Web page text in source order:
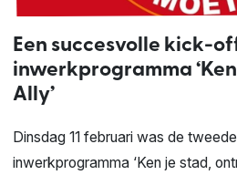
Een succesvolle kick-
inwerkprogramma
Ally’
Dinsdag 11 februari was de
inwerkprogramma ‘Ken je stad,